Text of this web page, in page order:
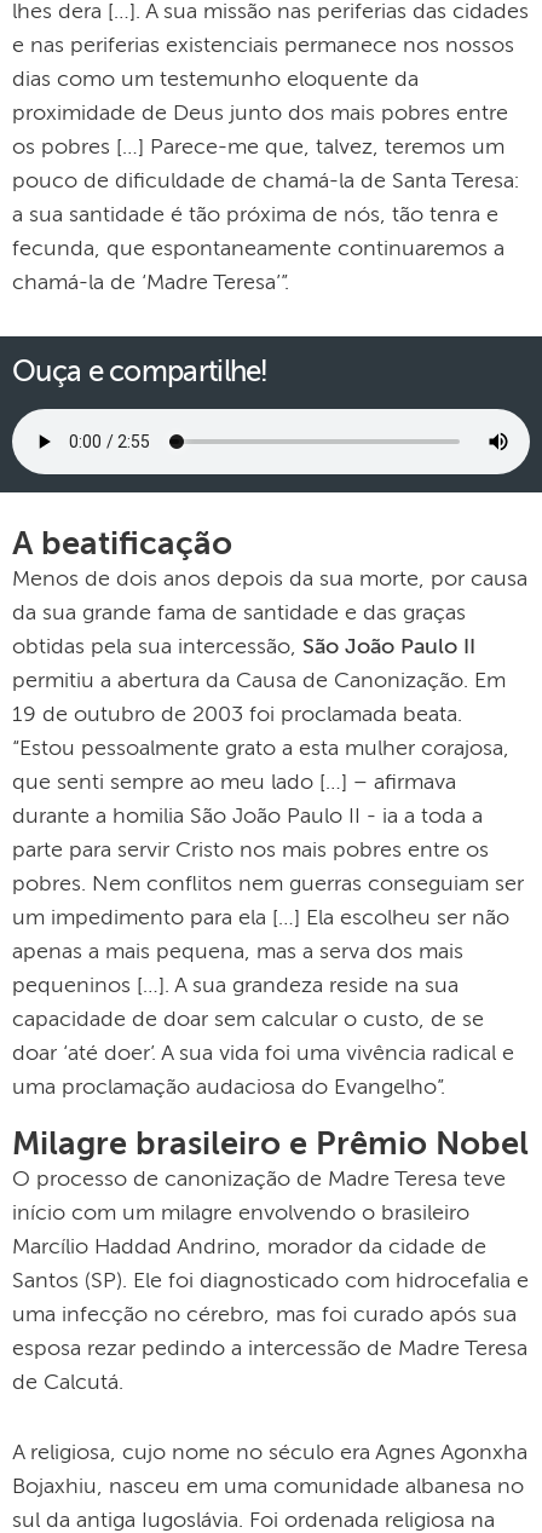
lhes dera […]. A sua missão nas periferias das cidades
e nas periferias existenciais permanece nos nossos
dias como um testemunho eloquente da
proximidade de Deus junto dos mais pobres entre
os pobres […] Parece-me que, talvez, teremos um
pouco de dificuldade de chamá-la de Santa Teresa:
a sua santidade é tão próxima de nós, tão tenra e
fecunda, que espontaneamente continuaremos a
chamá-la de ‘Madre Teresa’”.
Ouça e compartilhe!
A beatificação
Menos de dois anos depois da sua morte, por causa
da sua grande fama de santidade e das graças
obtidas pela sua intercessão, São João Paulo II
permitiu a abertura da Causa de Canonização. Em
19 de outubro de 2003 foi proclamada beata.
“Estou pessoalmente grato a esta mulher corajosa,
que senti sempre ao meu lado […] – afirmava
durante a homilia São João Paulo II - ia a toda a
parte para servir Cristo nos mais pobres entre os
pobres. Nem conflitos nem guerras conseguiam ser
um impedimento para ela […] Ela escolheu ser não
apenas a mais pequena, mas a serva dos mais
pequeninos […]. A sua grandeza reside na sua
capacidade de doar sem calcular o custo, de se
doar ‘até doer’. A sua vida foi uma vivência radical e
uma proclamação audaciosa do Evangelho”.
Milagre brasileiro e Prêmio Nobel
O processo de canonização de Madre Teresa teve
início com um milagre envolvendo o brasileiro
Marcílio Haddad Andrino, morador da cidade de
Santos (SP). Ele foi diagnosticado com hidrocefalia e
uma infecção no cérebro, mas foi curado após sua
esposa rezar pedindo a intercessão de Madre Teresa
de Calcutá.
A religiosa, cujo nome no século era Agnes Agonxha
Bojaxhiu, nasceu em uma comunidade albanesa no
sul da antiga Iugoslávia. Foi ordenada religiosa na